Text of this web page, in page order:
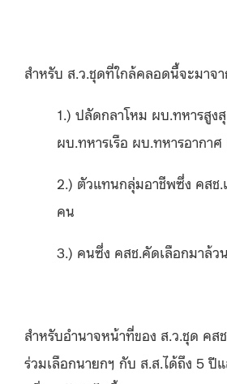
สำหรับ ส.ว.ชุดที่ใกล้คลอดนี้จะมาจ
1.) ปลัดกลาโหม ผบ.ทหารสูง
ผบ.ทหารเรือ ผบ.ทหารอากา
2.) ตัวแทนกลุ่มอาชีพซึ่ง คสช.
คน
3.) คนซึ่ง คสช.คัดเลือกมาล้ว
สำหรับอำนาจหน้าที่ของ ส.ว.ชุด คส
ร่วมเลือกนายกฯ กับ ส.ส.ได้ถึง 5 ปี